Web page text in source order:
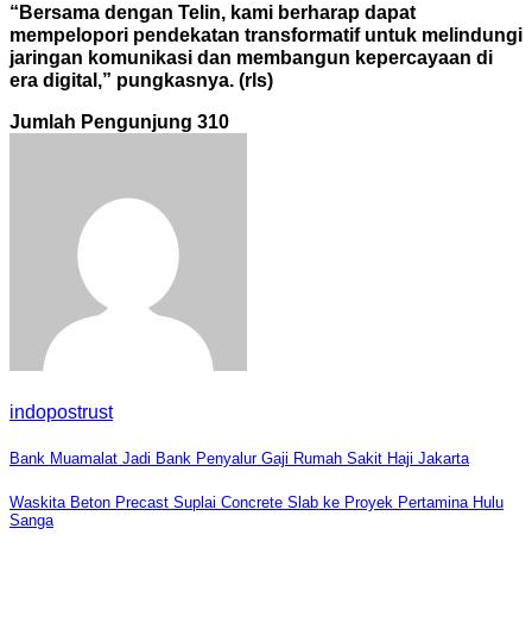
“Bersama dengan Telin, kami berharap dapat
mempelopori pendekatan transformatif untuk melindungi
jaringan komunikasi dan membangun kepercayaan di
era digital,” pungkasnya. (rls)
Jumlah Pengunjung 310
indopostrust
Navigasi
pos
Bank Muamalat Jadi Bank Penyalur Gaji Rumah Sakit Haji Jakarta
Waskita Beton Precast Suplai Concrete Slab ke Proyek Pertamina Hulu
Sanga